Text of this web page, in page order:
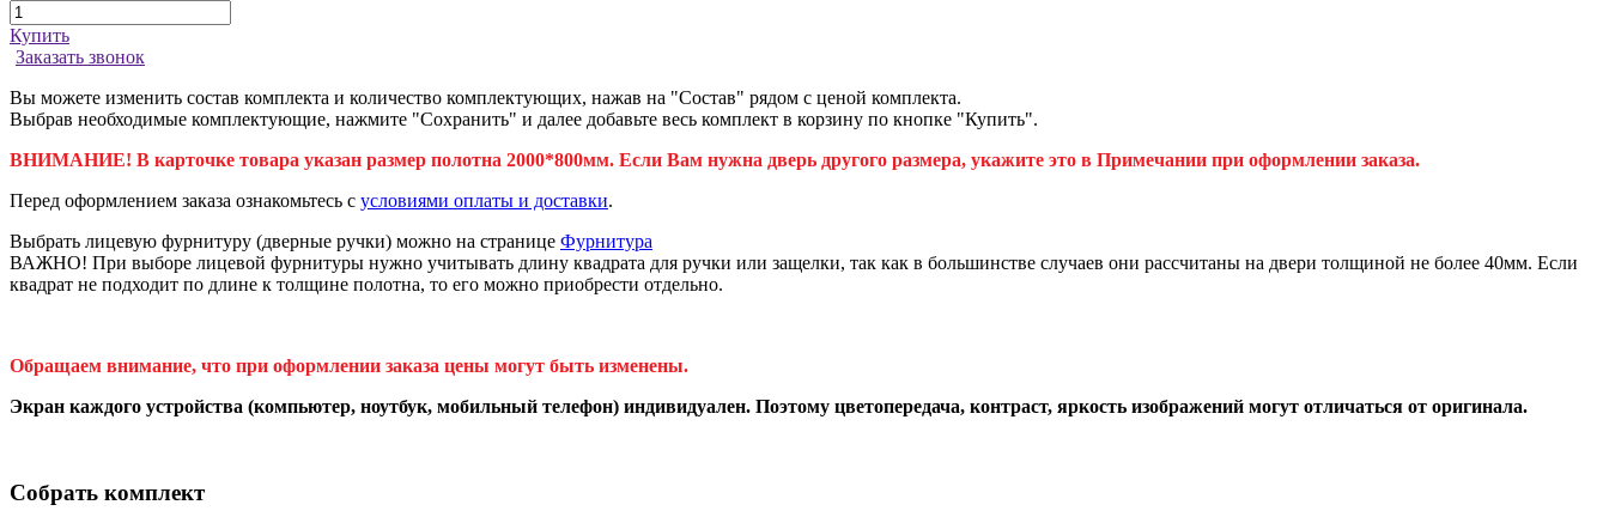
Купить
Заказать звонок
Вы можете изменить состав комплекта и количество комплектующих, нажав на "Состав" рядом с ценой комплекта.
Выбрав необходимые комплектующие, нажмите "Сохранить" и далее добавьте весь комплект в корзину по кнопке "Купить".
ВНИМАНИЕ! В карточке товара указан размер полотна 2000*800мм. Если Вам нужна дверь другого размера, укажите это в Примечании при оформлении заказа.
Перед оформлением заказа ознакомьтесь с условиями оплаты и доставки.
Выбрать лицевую фурнитуру (дверные ручки) можно на странице Фурнитура
ВАЖНО! При выборе лицевой фурнитуры нужно учитывать длину квадрата для ручки или защелки, так как в большинстве случаев они рассчитаны на двери толщиной не более 40мм. Если
квадрат не подходит по длине к толщине полотна, то его можно приобрести отдельно.
Обращаем внимание, что при оформлении заказа цены могут быть изменены.
Экран каждого устройства (компьютер, ноутбук, мобильный телефон) индивидуален. Поэтому цветопередача, контраст, яркость изображений могут отличаться от оригинала.
Собрать комплект